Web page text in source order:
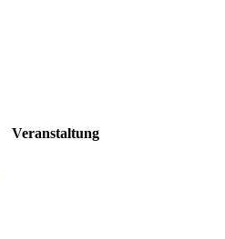
Veranstaltung